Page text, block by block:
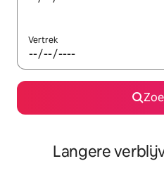
Vertrek
Langere